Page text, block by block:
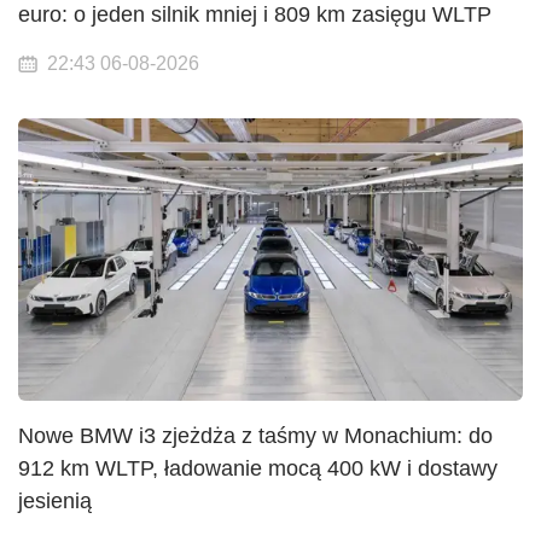
euro: o jeden silnik mniej i 809 km zasięgu WLTP
22:43 06-08-2026
Nowe BMW i3 zjeżdża z taśmy w Monachium: do
912 km WLTP, ładowanie mocą 400 kW i dostawy
jesienią